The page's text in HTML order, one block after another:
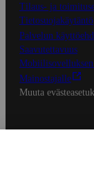
Tilaus- ja
Tietosuojakäytäntö
Palvelun
Saavutettavuus
Mobiilisovelluksen
Mainostajalle
Muuta
S-ryhmän